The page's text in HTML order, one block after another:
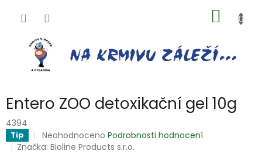
KOŠÍK
Entero ZOO detoxikační gel 10g
4394
Tip
Průměrné
hodnocení
Neohodnoceno Podrobnosti hodnocení
Značka:Bioline Products s.r.o.